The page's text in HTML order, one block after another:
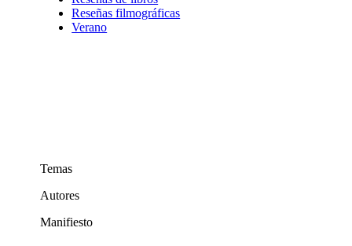
Reseñas filmográficas
Verano
Temas
Autores
Manifiesto